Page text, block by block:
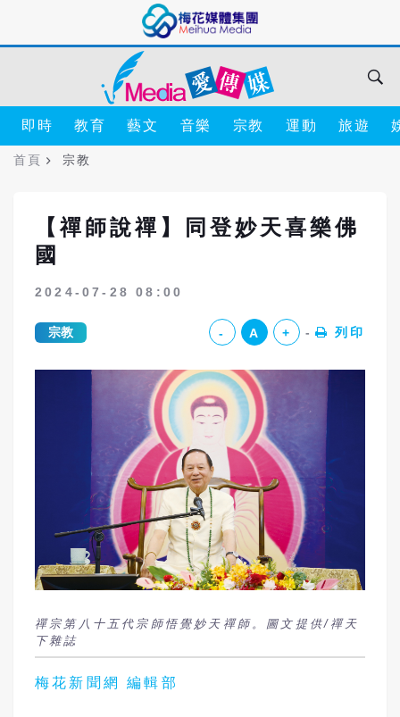
即時 教育 藝文 音樂 宗教 運動 旅遊
首頁 宗教
【禪師說禪】同登妙天喜樂佛
國
2024-07-28 08:00
宗教 - A + 列印
禪宗第八十五代宗師悟覺妙天禪師。圖文提供/禪天
下雜誌
梅花新聞網 編輯部